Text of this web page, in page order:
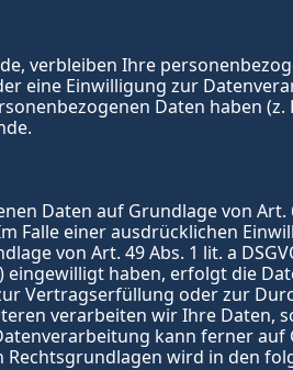
verbleiben Ihre
eine Einwilligung zur
Daten haben
Daten auf Grundlage von Art.
Falle einer ausdrücklichen
von Art. 49 Abs. 1 lit. a
haben, erfolgt die
Vertragserfüllung oder zur
verarbeiten wir Ihre Daten,
kann ferner
Rechtsgrundlagen wird in den